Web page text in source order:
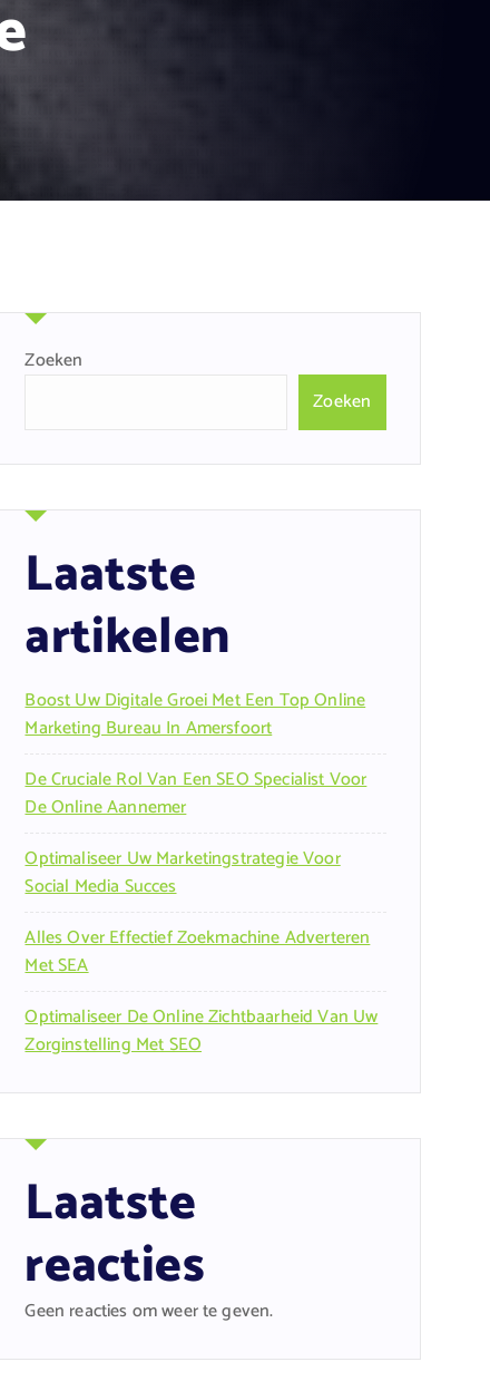
Zoeken
Zoeken
Laatste
artikelen
Boost Uw Digitale Groei Met Een Top Online
Marketing Bureau In Amersfoort
De Cruciale Rol Van Een SEO Specialist Voor
De Online Aannemer
Optimaliseer Uw Marketingstrategie Voor
Social Media Succes
Alles Over Effectief Zoekmachine Adverteren
Met SEA
Optimaliseer De Online Zichtbaarheid Van Uw
Zorginstelling Met SEO
Laatste
reacties
Geen reacties om weer te geven.